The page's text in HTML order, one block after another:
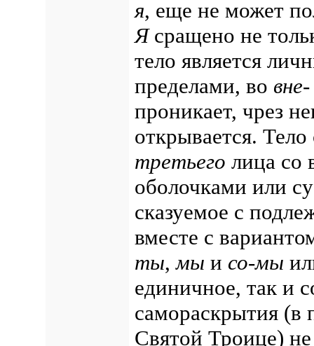
я, еще не может
Ясращено не
тело является
пределами, во вне-
проникает, чрез
открывается.
третьего лица со
оболочками или
сказуемое с
вместе с
ты,мы и со-мы
единичное, так и
самораскрытия (в
Святой Троице)